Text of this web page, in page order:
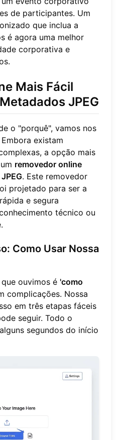
de participantes. Um
que inclua a
é agora uma melhor
corporativa e
Mais Fácil
JPEG
o "porquê", vamos nos
existam
a opção mais
removedor online
. Este removedor
projetado para ser a
e segura
técnico ou
Como Usar Nossa
ouvimos é 'como
complicações. Nossa
em três etapas fáceis
seguir. Todo o
segundos do início